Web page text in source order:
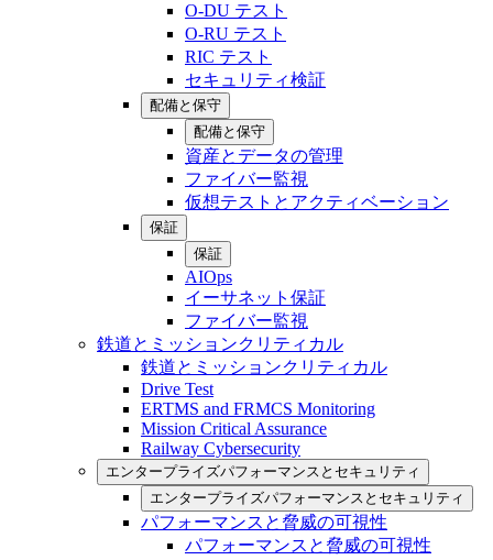
O-DU テスト
O-RU テスト
RIC テスト
セキュリティ検証
配備と保守
配備と保守
資産とデータの管理
ファイバー監視
仮想テストとアクティベーション
保証
保証
AIOps
イーサネット保証
ファイバー監視
鉄道とミッションクリティカル
鉄道とミッションクリティカル
Drive Test
ERTMS and FRMCS Monitoring
Mission Critical Assurance
Railway Cybersecurity
エンタープライズパフォーマンスとセキュリティ
エンタープライズパフォーマンスとセキュリティ
パフォーマンスと脅威の可視性
パフォーマンスと脅威の可視性